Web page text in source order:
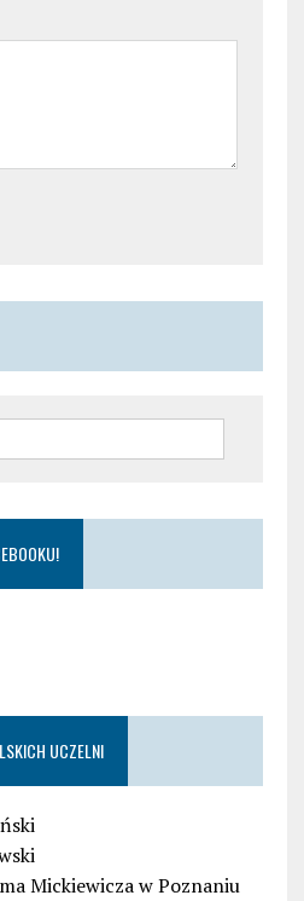
UCZELNI
Mickiewicza w Poznaniu